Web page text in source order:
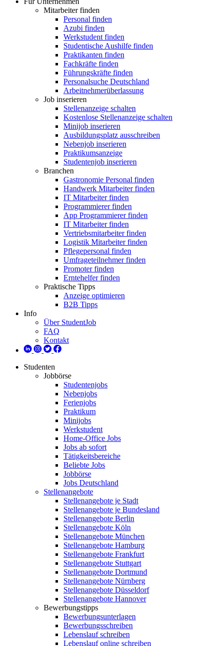
Mitarbeiter finden
Personal finden
Azubi finden
Werkstudent finden
Studentische Aushilfe finden
Praktikanten finden
Fachkräfte finden
Führungskräfte finden
Personalsuche Deutschland
Arbeitnehmerüberlassung
Job inserieren
Stellenanzeige schalten
Kostenlose Stellenanzeige schalten
Minijob inserieren
Ausbildungsplatz ausschreiben
Nebenjob inserieren
Praktikumsanzeige
Studentenjob inserieren
Branchen
Gastronomie Personal finden
Handwerk Mitarbeiter finden
IT Mitarbeiter finden
Programmierer finden
App Programmierer finden
IT Mitarbeiter finden
Vertriebsmitarbeiter finden
Logistik Mitarbeiter finden
Pflegepersonal finden
Umfrageteilnehmer finden
Promoter finden
Erntehelfer finden
Praktische Tipps
Anzeige optimieren
B2B Tipps
Info
Über StudentJob
FAQ
Kontakt
Studenten
Jobbörse
Studentenjobs
Nebenjobs
Ferienjobs
Praktikum
Minijobs
Werkstudent
Home-Office Jobs
Jobs ab sofort
Tätigkeitsbereiche
Beliebte Jobs
Jobbörse
Jobs Deutschland
Stellenangebote
Stellenangebote je Stadt
Stellenangebote je Bundesland
Stellenangebote Berlin
Stellenangebote Köln
Stellenangebote München
Stellenangebote Hamburg
Stellenangebote Frankfurt
Stellenangebote Stuttgart
Stellenangebote Dortmund
Stellenangebote Nürnberg
Stellenangebote Düsseldorf
Stellenangebote Hannover
Bewerbungstipps
Bewerbungsunterlagen
Bewerbungsschreiben
Lebenslauf schreiben
Lebenslauf online schreiben